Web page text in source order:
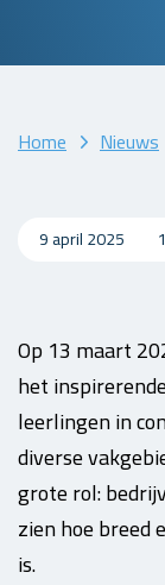
Home Nieuws
9 april 2025
Op 13 maart
het
leerlingen in
diverse
grote rol:
zien hoe breed
is.